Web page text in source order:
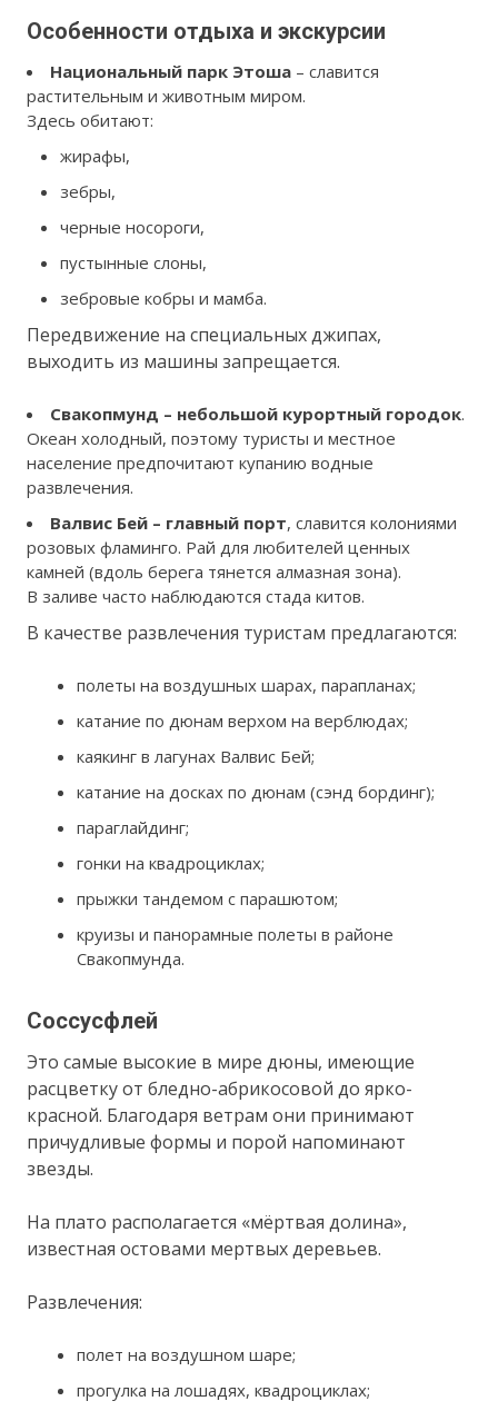
Особенности отдыха и экскурсии
Национальный парк Этоша – славится
растительным и животным миром.
Здесь обитают:
жирафы,
зебры,
черные носороги,
пустынные слоны,
зебровые кобры и мамба.
Передвижение на специальных джипах,
выходить из машины запрещается.
Свакопмунд – небольшой курортный городок.
Океан холодный, поэтому туристы и местное
население предпочитают купанию водные
развлечения.
Валвис Бей – главный порт, славится колониями
розовых фламинго. Рай для любителей ценных
камней (вдоль берега тянется алмазная зона).
В заливе часто наблюдаются стада китов.
В качестве развлечения туристам предлагаются:
полеты на воздушных шарах, парапланах;
катание по дюнам верхом на верблюдах;
каякинг в лагунах Валвис Бей;
катание на досках по дюнам (сэнд бординг);
параглайдинг;
гонки на квадроциклах;
прыжки тандемом с парашютом;
круизы и панорамные полеты в районе
Свакопмунда.
Соссусфлей
Это самые высокие в мире дюны, имеющие
расцветку от бледно-абрикосовой до ярко-
красной. Благодаря ветрам они принимают
причудливые формы и порой напоминают
звезды.
На плато располагается «мёртвая долина»,
известная остовами мертвых деревьев.
Развлечения:
полет на воздушном шаре;
прогулка на лошадях, квадроциклах;